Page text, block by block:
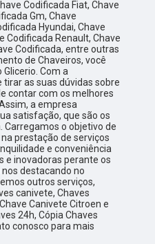
Codificada Fiat, Chave
Gm, Chave
Hyundai, Chave
Codificada Renault, Chave
Codificada, entre outras
de Chaveiros, você
Com a
as suas dúvidas sobre
contar com os melhores
a empresa
satisfação, que são os
Carregamos o objetivo de
prestação de serviços
e conveniência
e inovadoras perante os
destacando no
outros serviços,
canivete, Chaves
Canivete Citroen e
24h, Cópia Chaves
conosco para mais